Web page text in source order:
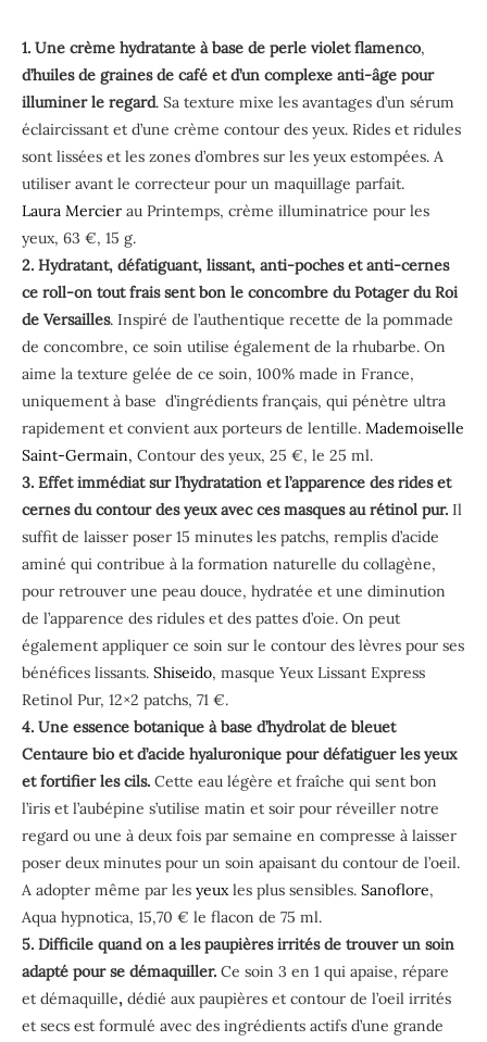
1. Une crème hydratante à base de perle violet flamenco,
d’huiles de graines de café et d’un complexe anti-âge pour
illuminer le regard. Sa texture mixe les avantages d’un sérum
éclaircissant et d’une crème contour des yeux. Rides et ridules
sont lissées et les zones d’ombres sur les yeux estompées. A
utiliser avant le correcteur pour un maquillage parfait.
Laura Mercier au Printemps, crème illuminatrice pour les
yeux, 63 €, 15 g.
2. Hydratant, défatiguant, lissant, anti-poches et anti-cernes
ce roll-on tout frais sent bon le concombre du Potager du Roi
de Versailles. Inspiré de l’authentique recette de la pommade
de concombre, ce soin utilise également de la rhubarbe. On
aime la texture gelée de ce soin, 100% made in France,
uniquement à base d’ingrédients français, qui pénètre ultra
rapidement et convient aux porteurs de lentille. Mademoiselle
Saint-Germain, Contour des yeux, 25 €, le 25 ml.
3. Effet immédiat sur l’hydratation et l’apparence des rides et
cernes du contour des yeux avec ces masques au rétinol pur. Il
suffit de laisser poser 15 minutes les patchs, remplis d’acide
aminé qui contribue à la formation naturelle du collagène,
pour retrouver une peau douce, hydratée et une diminution
de l’apparence des ridules et des pattes d’oie. On peut
également appliquer ce soin sur le contour des lèvres pour ses
bénéfices lissants. Shiseido, masque Yeux Lissant Express
Retinol Pur, 12×2 patchs, 71 €.
4. Une essence botanique à base d’hydrolat de bleuet
Centaure bio et d’acide hyaluronique pour défatiguer les yeux
et fortifier les cils. Cette eau légère et fraîche qui sent bon
l’iris et l’aubépine s’utilise matin et soir pour réveiller notre
regard ou une à deux fois par semaine en compresse à laisser
poser deux minutes pour un soin apaisant du contour de l’oeil.
A adopter même par les yeuxles plus sensibles. Sanoflore,
Aqua hypnotica, 15,70 € le flacon de 75 ml.
5. Difficile quand on a les paupières irrités de trouver un soin
adapté pour se démaquiller. Ce soin 3 en 1 qui apaise, répare
et démaquille, dédié aux paupières et contour de l’oeil irrités
et secs est formulé avec des ingrédients actifs d’une grande